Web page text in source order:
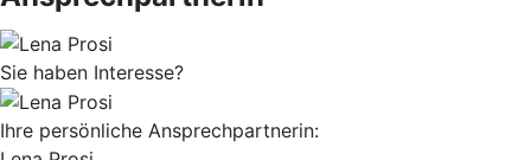
Sie haben Interesse?
Ihre persönliche Ansprechpartnerin: